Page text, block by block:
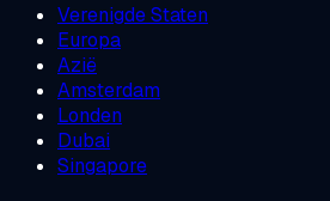
Verenigde Staten
Europa
Azië
Amsterdam
Londen
Dubai
Singapore